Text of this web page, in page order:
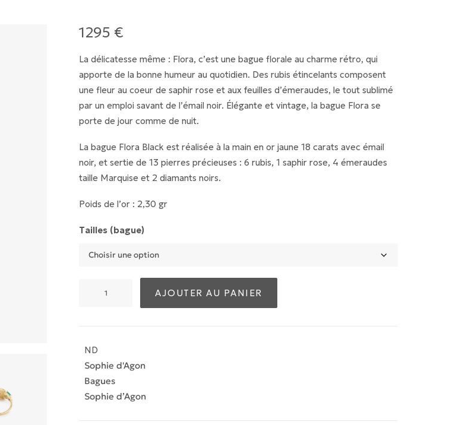
1295 €
La délicatesse même : Flora, c’est une bague florale au charme rétro, qui
apporte de la bonne humeur au quotidien. Des rubis étincelants composent
une fleur au coeur de saphir rose et aux feuilles d’émeraudes, le tout sublimé
par un emploi savant de l’émail noir. Élégante et vintage, la bague Flora se
porte de jour comme de nuit.
La bague Flora Black est réalisée à la main en or jaune 18 carats avec émail
noir, et sertie de 13 pierres précieuses : 6 rubis, 1 saphir rose, 4 émeraudes
taille Marquise et 2 diamants noirs.
Poids de l’or : 2,30 gr
Tailles (bague)
Noire
AJOUTER AU PANIER
ND
Sophie d'Agon
Bagues
Sophie d’Agon